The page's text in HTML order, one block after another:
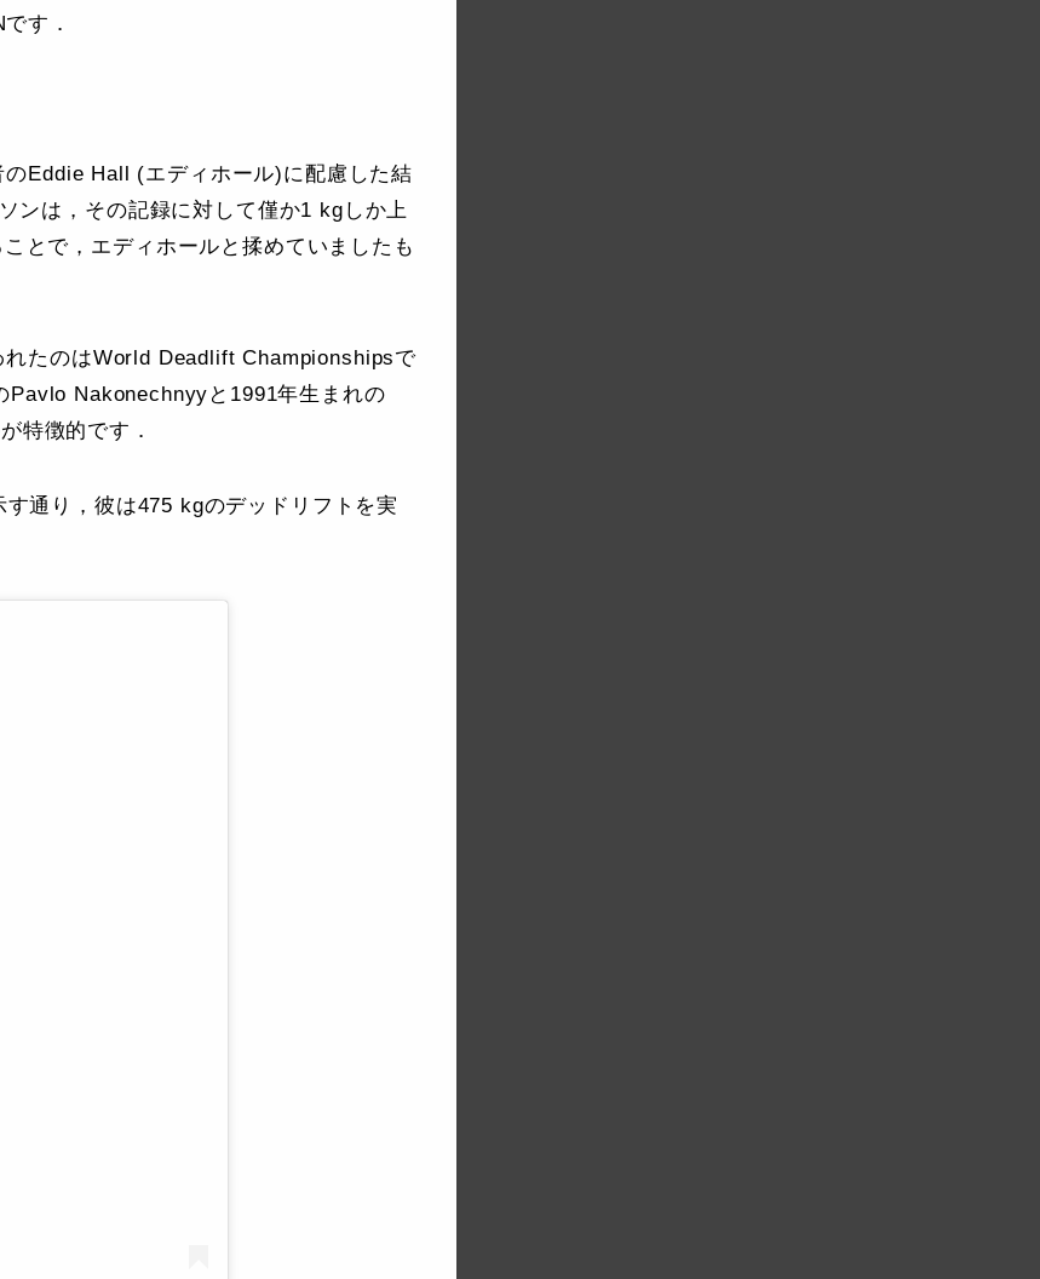
す．
Eddie Hall (エディホール)に配慮した結
ンは，その記録に対して僅か1 kgしか上
とで，エディホールと揉めていましたも
たのはWorld Deadlift Championshipsで
Pavlo Nakonechnyyと1991年生まれの
特徴的です．
通り，彼は475 kgのデッドリフトを実